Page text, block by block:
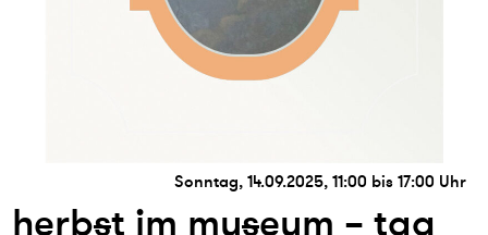
Sonntag, 14.09.2025, 11:00 bis 17:00 Uhr
herbst im museum – tag